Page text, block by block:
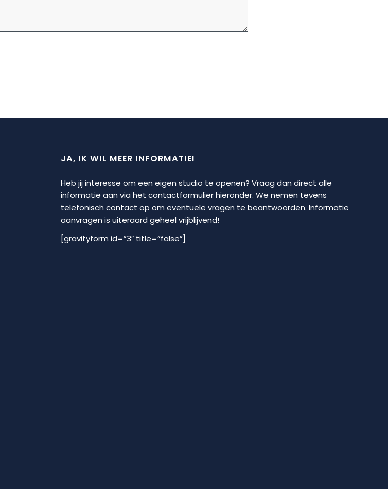
JA, IK WIL MEER INFORMATIE!
Heb jij interesse om een eigen studio te openen? Vraag dan direct alle
informatie aan via het contactformulier hieronder. We nemen tevens
telefonisch contact op om eventuele vragen te beantwoorden. Informatie
aanvragen is uiteraard geheel vrijblijvend!
[gravityform id=”3″ title=”false”]